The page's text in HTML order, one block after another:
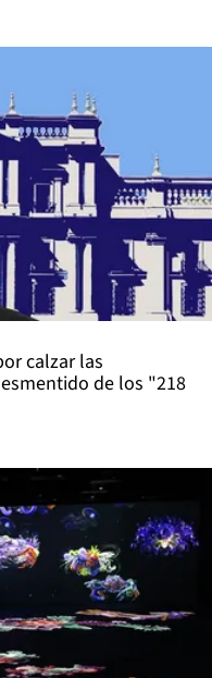
calzar las
de los "218